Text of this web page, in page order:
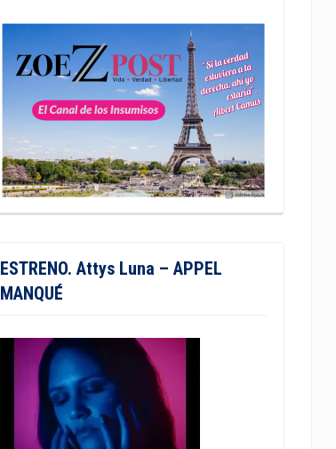
ESTRENO. Attys Luna – APPEL
MANQUÉ